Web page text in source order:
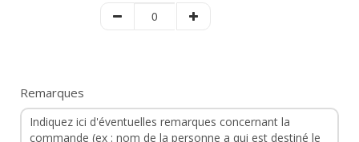
Remarques